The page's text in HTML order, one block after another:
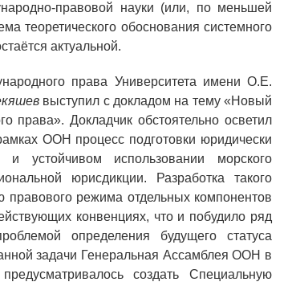
правовой науки (или, по меньшей
теоретического обоснования системного
актуальной.
права Университета имени О.Е.
выступил с докладом на тему «Новый
права». Докладчик обстоятельно осветил
ООН процесс подготовки юридически
и устойчивом использовании морского
юрисдикции. Разработка такого
правового режима отдельных компонентов
конвенциях, что и побудило ряд
определения будущего статуса
задачи Генеральная Ассамблея ООН в
создать Специальную